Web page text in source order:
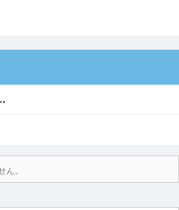
ん。